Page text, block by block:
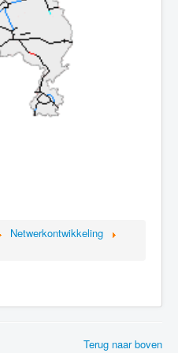
Netwerkontwikkeling
Terug naar boven